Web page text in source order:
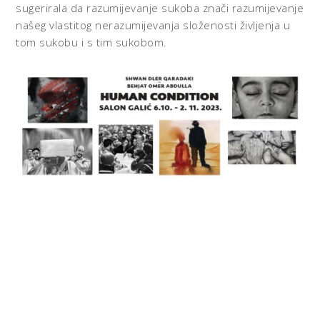
sugerirala da razumijevanje sukoba znači razumijevanje
našeg vlastitog nerazumijevanja složenosti življenja u
tom sukobu i s tim sukobom.